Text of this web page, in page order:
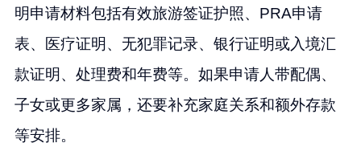
明申请材料包括有效旅游签证护照、PRA申请
表、医疗证明、无犯罪记录、银行证明或入境汇
款证明、处理费和年费等。如果申请人带配偶、
子女或更多家属，还要补充家庭关系和额外存款
等安排。